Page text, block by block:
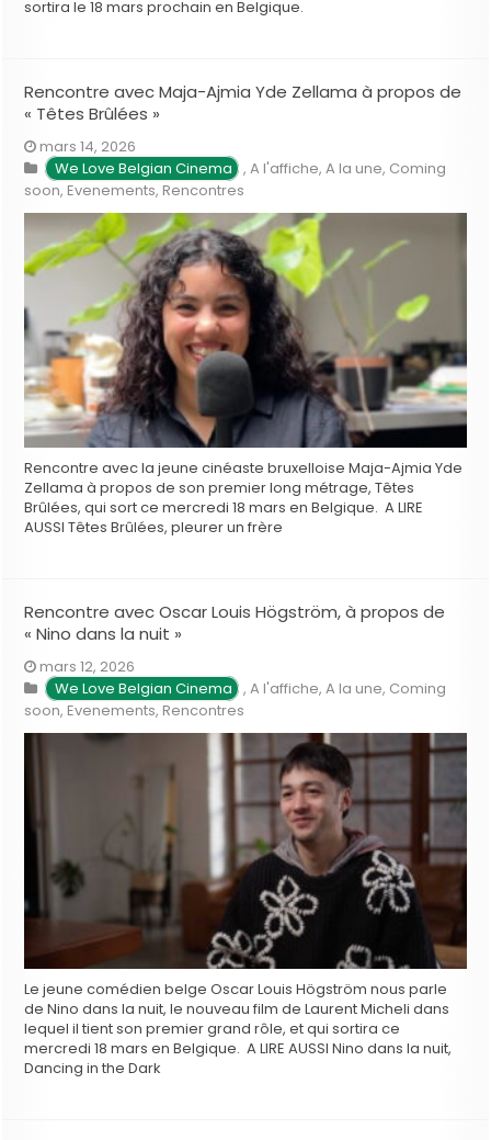
sortira le 18 mars prochain en Belgique.
Rencontre avec Maja-Ajmia Yde Zellama à propos de
« Têtes Brûlées »
mars 14, 2026
We Love Belgian Cinema ,A l'affiche,A la une, Coming
soon, Evenements, Rencontres
Rencontre avec la jeune cinéaste bruxelloise Maja-Ajmia Yde
Zellama à propos de son premier long métrage, Têtes
Brûlées, qui sort ce mercredi 18 mars en Belgique. A LIRE
AUSSI Têtes Brûlées, pleurer un frère
Rencontre avec Oscar Louis Högström, à propos de
« Nino dans la nuit »
mars 12, 2026
We Love Belgian Cinema ,A l'affiche,A la une, Coming
soon, Evenements, Rencontres
Le jeune comédien belge Oscar Louis Högström nous parle
de Nino dans la nuit, le nouveau film de Laurent Micheli dans
lequel il tient son premier grand rôle, et qui sortira ce
mercredi 18 mars en Belgique. A LIRE AUSSI Nino dans la nuit,
Dancing in the Dark